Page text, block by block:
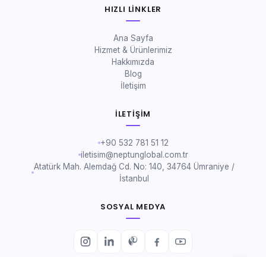
HIZLI LINKLER
Ana Sayfa
Hizmet & Ürünlerimiz
Hakkımızda
Blog
İletişim
İLETIŞIM
+90 532 781 51 12
iletisim@neptunglobal.com.tr
Atatürk Mah. Alemdağ Cd. No: 140, 34764 Ümraniye /
İstanbul
SOSYAL MEDYA